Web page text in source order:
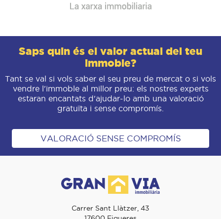
Saps quin és el valor actual del teu
immoble?
Tant se val si vols saber el seu preu de mercat o si vols
vendre l'immoble al millor preu: els nostres experts
estaran encantats d'ajudar-lo amb una valoració
gratuïta i sense compromís.
VALORACIÓ SENSE COMPROMÍS
Carrer Sant Llàtzer, 43